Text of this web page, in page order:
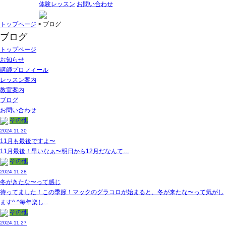
体験レッスン お問い合わせ
トップページ > ブログ
ブログ
トップページ
お知らせ
講師プロフィール
レッスン案内
教室案内
ブログ
お問い合わせ
その他
2024.11.30
11月も最後ですよ〜
11月最後！早いなぁ〜明日から12月だなんて…
その他
2024.11.28
冬がきたな〜って感じ
待ってました！この季節！マックのグラコロが始まると、冬が来たな〜って気がし
ます^ ^毎年楽し...
その他
2024.11.27